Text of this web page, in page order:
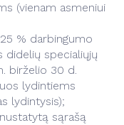
(vienam asmeniui
% darbingumo
didelių specialiųjų
birželio 30 d.
lydintiems
lydintysis);
sąrašą